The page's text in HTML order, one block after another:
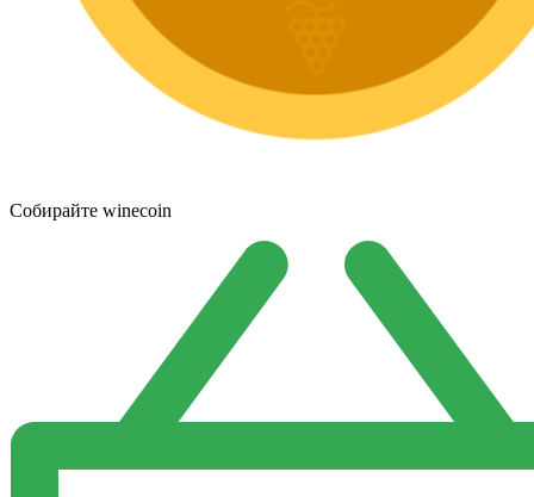
Собирайте winecoin